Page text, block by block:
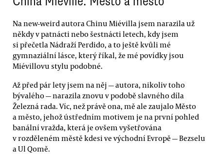
Na new-weird autora Chinu Miévilla jsem narazila už
někdy v patnácti nebo šestnácti letech, kdy jsem
si přečetla Nádraží Perdido, a to ještě kvůli mé
gymnaziální lásce, který říkal, že mé povídky jsou
Miévillovu stylu podobné.
Až před pár lety jsem na něj — autora, nikoliv toho
bývalého — narazila znovu v podobě slavného díla
Železná rada. Víc, než právě ona, mě ale zaujalo Město
a město, jehož ústředním motivem je na první pohled
banální vražda, která je ovšem vyšetřována
v rozděleném městě kdesi ve východní Evropě — Bezselu
a Ul Qomě.